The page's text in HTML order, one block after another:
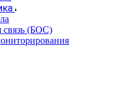
связь (БОС)